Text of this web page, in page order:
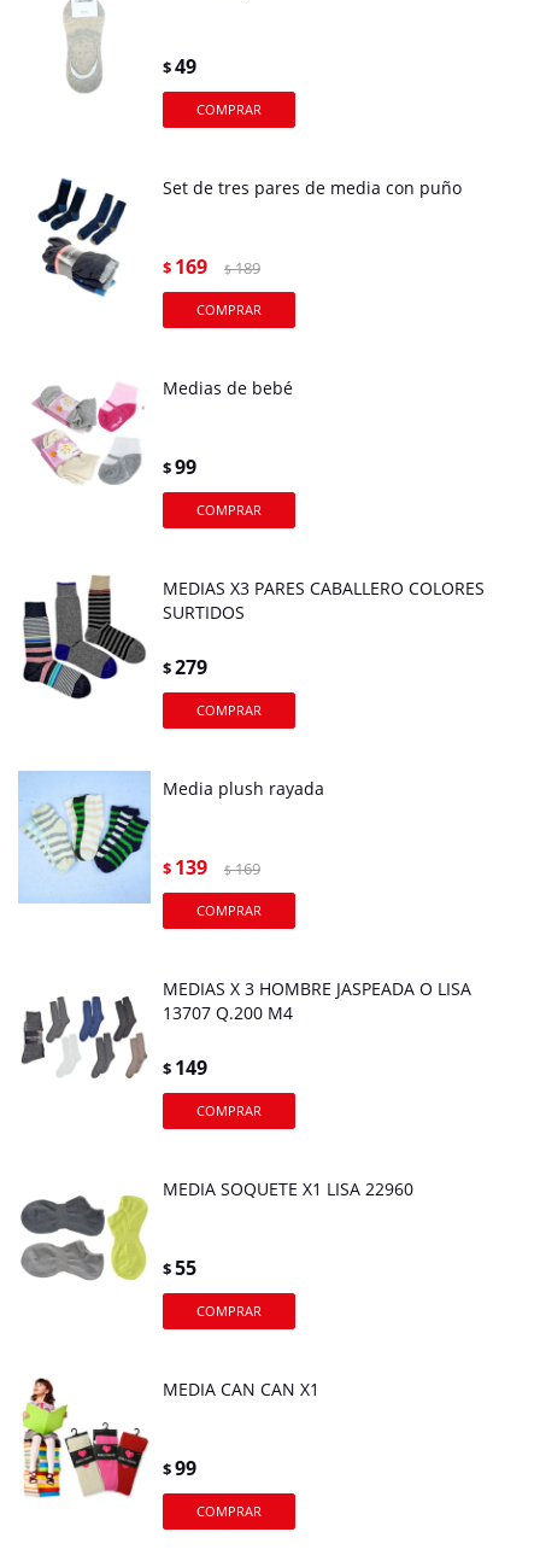
$49
Set de tres pares de media con puño
$ 169 $ 189
Medias de bebé
$99
MEDIAS X3 PARES CABALLERO COLORES
SURTIDOS
$279
Media plush rayada
$ 139 $ 169
MEDIAS X 3 HOMBRE JASPEADA O LISA
13707 Q.200 M4
$ 149
MEDIA SOQUETE X1 LISA 22960
$55
MEDIA CAN CAN X1
$99